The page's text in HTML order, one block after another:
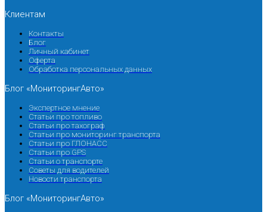
Клиентам
Контакты
Блог
Личный кабинет
Оферта
Обработка персональных данных
Блог «МониторингАвто»
Экспертное мнение
Статьи про топливо
Статьи про тахограф
Статьи про мониторинг транспорта
Статьи про ГЛОНАСС
Статьи про GPS
Статьи о транспорте
Советы для водителей
Новости транспорта
Блог «МониторингАвто»